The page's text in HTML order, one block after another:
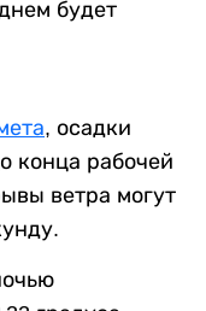
будет
, осадки
конца рабочей
ветра могут